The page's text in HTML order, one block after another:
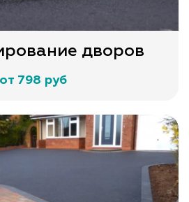
дворов
от 798 руб